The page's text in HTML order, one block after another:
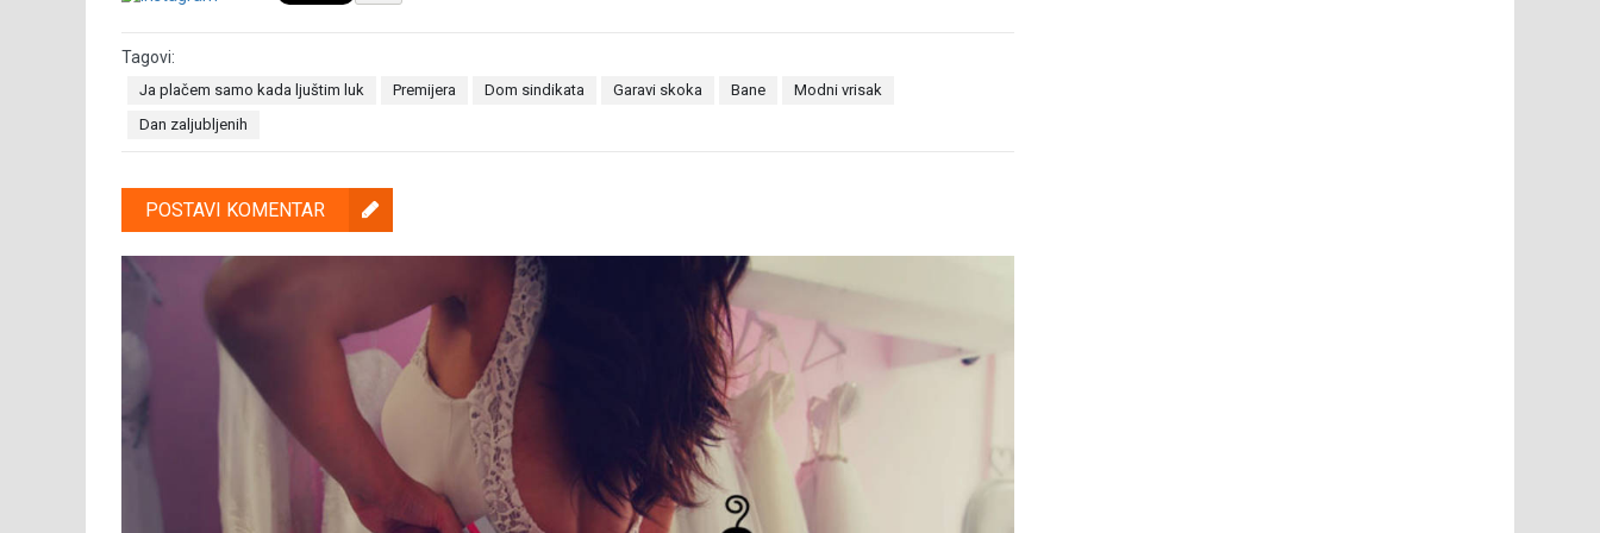
Tagovi:
Ja plačem samo kada ljuštim luk Premijera Dom sindikata Garavi skoka Bane
Modni vrisak
Dan zaljubljenih
POSTAVI KOMENTAR